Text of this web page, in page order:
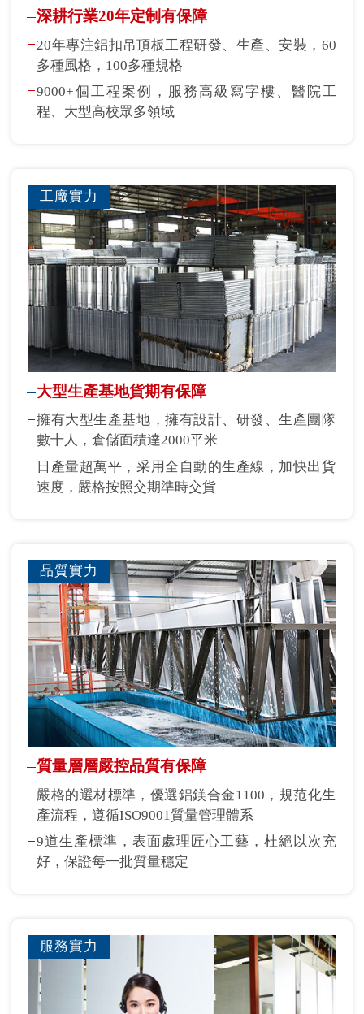
深耕行業20年定制有保障
20年專注鋁扣吊頂板工程研發、生產、安裝，60
多種風格，100多種規格
9000+個工程案例，服務高級寫字樓、醫院工
程、大型高校眾多領域
工廠實力
大型生產基地貨期有保障
擁有大型生產基地，擁有設計、研發、生產團隊
數十人，倉儲面積達2000平米
日產量超萬平，采用全自動的生產線，加快出貨
速度，嚴格按照交期準時交貨
品質實力
質量層層嚴控品質有保障
嚴格的選材標準，優選鋁鎂合金1100，規范化生
產流程，遵循ISO9001質量管理體系
9道生產標準，表面處理匠心工藝，杜絕以次充
好，保證每一批質量穩定
服務實力